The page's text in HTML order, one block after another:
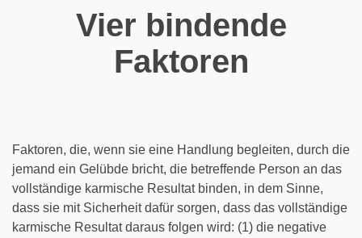
Vier bindende
Faktoren
Faktoren, die, wenn sie eine Handlung begleiten, durch die
jemand ein Gelübde bricht, die betreffende Person an das
vollständige karmische Resultat binden, in dem Sinne,
dass sie mit Sicherheit dafür sorgen, dass das vollständige
karmische Resultat daraus folgen wird: (1) die negative